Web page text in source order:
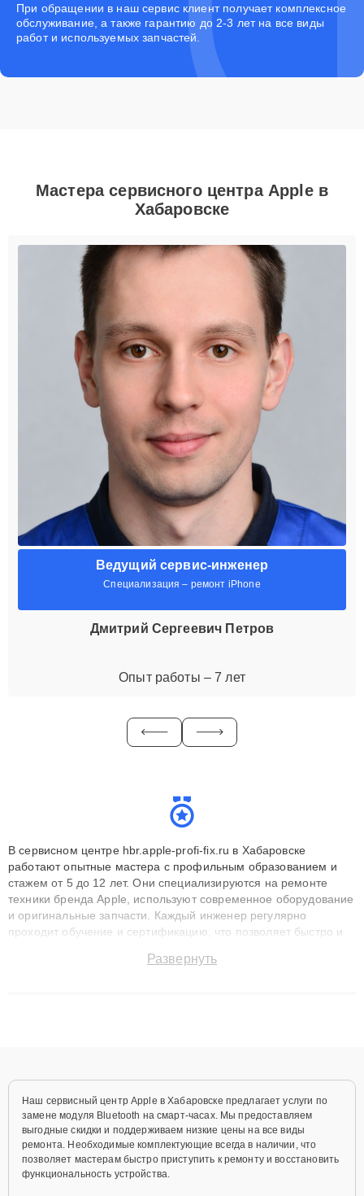
При обращении в наш сервис клиент получает комплексное
обслуживание, а также гарантию до 2-3 лет на все виды
работ и используемых запчастей.
Мастера сервисного центра Apple в
Хабаровске
Ведущий сервис-инженер
Специализация – ремонт iPhone
Дмитрий Сергеевич Петров
Опыт работы – 7 лет
В сервисном центре hbr.apple-profi-fix.ru в Хабаровске
работают опытные мастера с профильным образованием и
стажем от 5 до 12 лет. Они специализируются на ремонте
техники бренда Apple, используют современное оборудование
и оригинальные запчасти. Каждый инженер регулярно
проходит обучение и сертификацию, что позволяет быстро и
сохранением гарантии до 3 лет. Наши мастера решают
Развернуть
Наш сервисный центр Apple в Хабаровске предлагает услуги по
замене модуля Bluetooth на смарт-часах. Мы предоставляем
выгодные скидки и поддерживаем низкие цены на все виды
ремонта. Необходимые комплектующие всегда в наличии, что
позволяет мастерам быстро приступить к ремонту и восстановить
функциональность устройства.